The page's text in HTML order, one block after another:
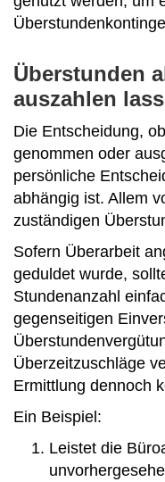
Überstunden
auszahlen
Die Entscheidung,
genommen oder
persönliche
abhängig ist. Allem
zuständigen
Sofern Überarbeit
geduldet wurde,
Stundenanzahl
gegenseitigen
Überzeitzuschläge
Ermittlung dennoch
Ein Beispiel:
Leistet die